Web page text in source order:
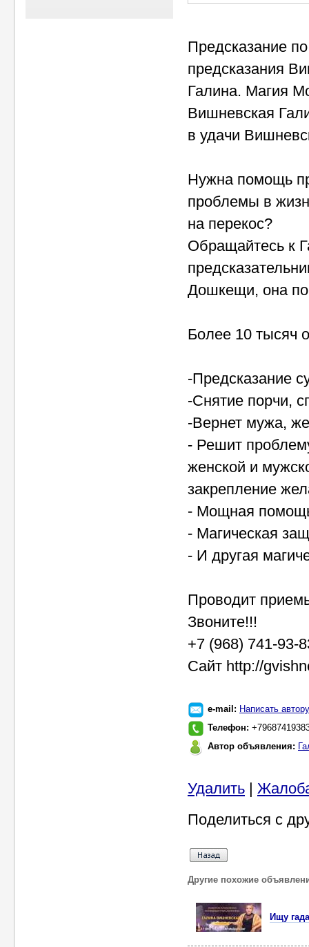
Предсказание
предсказания
Галина. Магия
Вишневская
в удачи
Нужна помощь
проблемы в
на перекос?
Обращайтесь к
Дошкещи, она
Более 10 тысяч
-Предсказание
-Снятие порчи,
-Вернет мужа,
- Решит
женской и
закрепление
- Мощная
- Магическая
- И другая
Проводит
Звоните!!!
+7 (968) 741-93-
Сайт http://
e-mail: Написать автору
Телефон:
Автор объявления:
Удалить |
Поделиться с
Другие похожие
Ищу